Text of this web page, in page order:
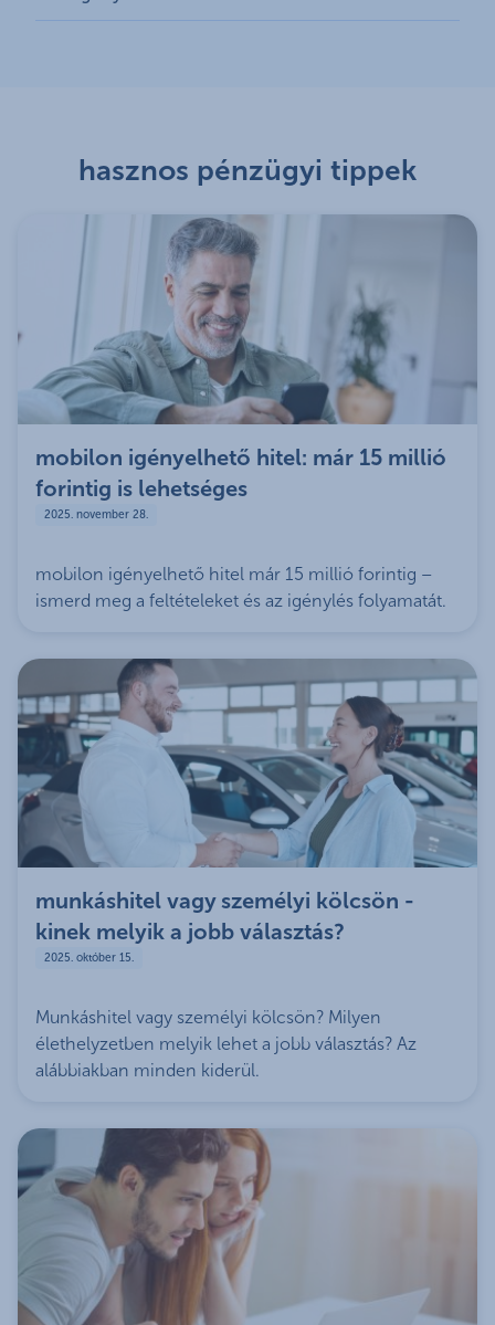
hasznos pénzügyi tippek
mobilon igényelhető hitel: már 15 millió
forintig is lehetséges
2025. november 28.
mobilon igényelhető hitel már 15 millió forintig –
ismerd meg a feltételeket és az igénylés folyamatát.
munkáshitel vagy személyi kölcsön -
kinek melyik a jobb választás?
2025. október 15.
Munkáshitel vagy személyi kölcsön? Milyen
élethelyzetben melyik lehet a jobb választás? Az
alábbiakban minden kiderül.